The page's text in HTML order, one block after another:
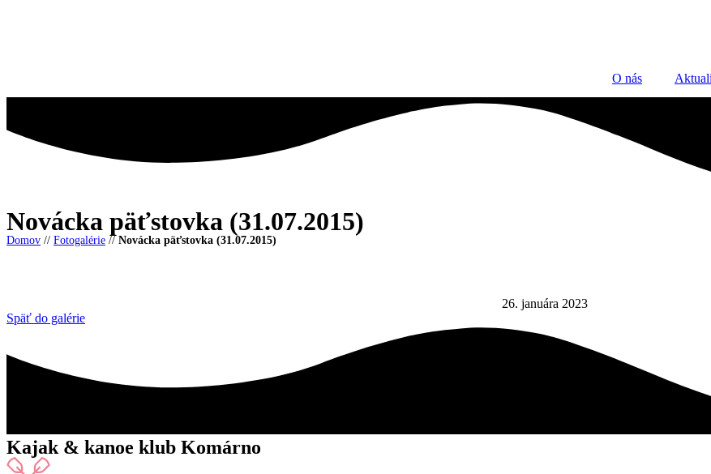
O nás
Novácka päťstovka (31.07.2015)
Domov // Fotogalérie // Novácka päťstovka (31.07.2015)
26. januára 2023
Späť do galérie
Kajak & kanoe klub Komárno